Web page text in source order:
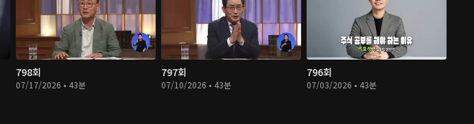
798회
07/17/2026 • 43분
797회
07/10/2026 • 43분
796회
07/03/2026 • 43분